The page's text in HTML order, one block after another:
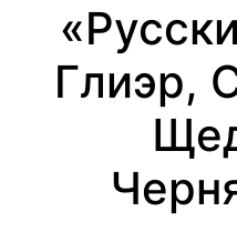
Глиэр,